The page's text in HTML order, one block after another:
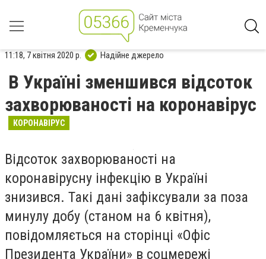
11:18, 7 квітня 2020 р. Надійне джерело
В Україні зменшився відсоток
захворюваності на коронавірус
КОРОНАВІРУС
Відсоток захворюваності на
коронавірусну інфекцію в Україні
знизився. Такі дані зафіксували за поза
минулу добу (станом на 6 квітня),
повідомляється на сторінці «Офіс
Президента України» в соцмережі